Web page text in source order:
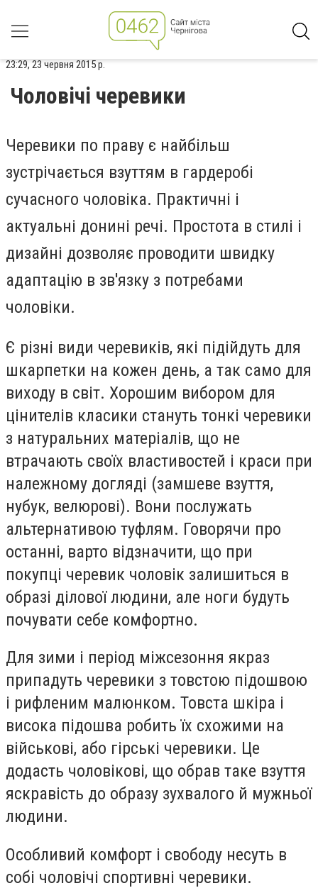
23:29, 23 червня 2015 р.
Чоловічі черевики
Черевики по праву є найбільш
зустрічається взуттям в гардеробі
сучасного чоловіка. Практичні і
актуальні донині речі. Простота в стилі і
дизайні дозволяє проводити швидку
адаптацію в зв'язку з потребами
чоловіки.
Є різні види черевиків, які підійдуть для
шкарпетки на кожен день, а так само для
виходу в світ. Хорошим вибором для
цінителів класики стануть тонкі черевики
з натуральних матеріалів, що не
втрачають своїх властивостей і краси при
належному догляді (замшеве взуття,
нубук, велюрові). Вони послужать
альтернативою туфлям. Говорячи про
останні, варто відзначити, що при
покупці черевик чоловік залишиться в
образі ділової людини, але ноги будуть
почувати себе комфортно.
Для зими і період міжсезоння якраз
припадуть черевики з товстою підошвою
і рифленим малюнком. Товста шкіра і
висока підошва робить їх схожими на
військові, або гірські черевики. Це
додасть чоловікові, що обрав таке взуття
яскравість до образу зухвалого й мужньої
людини.
Особливий комфорт і свободу несуть в
собі чоловічі спортивні черевики.